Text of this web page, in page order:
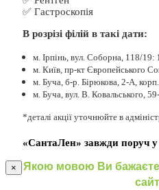
✅ Гастроскопія
В розрізі філій в такі дати:
м. Ірпінь, вул. Соборна, 118/19:
м. Київ, пр-кт Європейського
м. Буча, б-р. Бірюкова, 2-А,
м. Буча, вул. В. Ковальського,
*деталі акції уточнюйте в
«СантаЛен» завжди поруч у
×
Якою мовою Ви